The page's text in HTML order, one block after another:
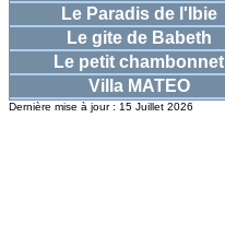
Le Paradis de l'Ibie
Le gite de Babeth
Le petit chambonnet
Villa MATEO
Dernière mise à jour : 15 Juillet 2026